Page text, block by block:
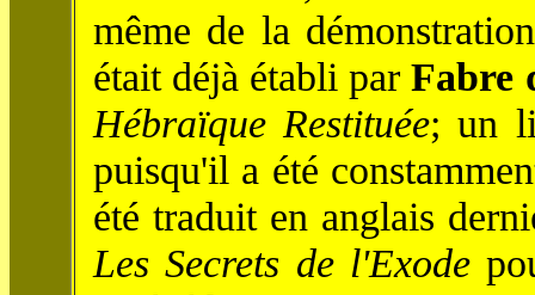
même de la
était déjà établi parFabre
Hébraïque Restituée; un
puisqu'il a été
été traduit en anglais
Les Secrets de l'Exode